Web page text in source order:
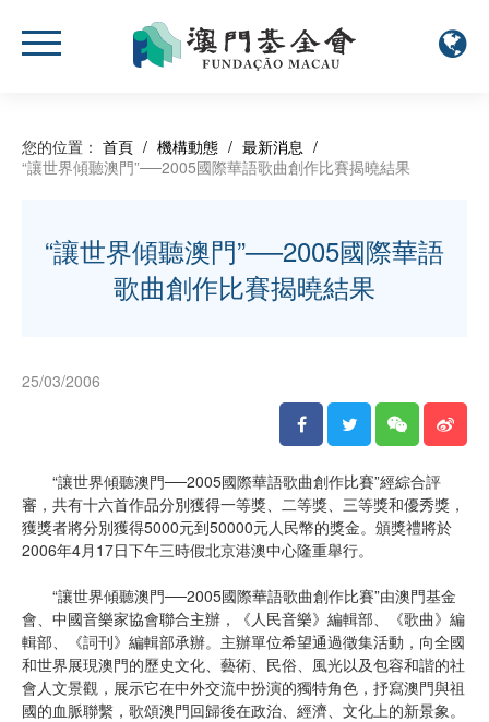
您的位置： 首頁 / 機構動態 / 最新消息 /
“讓世界傾聽澳門”──2005國際華語歌曲創作比賽揭曉結果
“讓世界傾聽澳門”──2005國際華語
歌曲創作比賽揭曉結果
25/03/2006
“讓世界傾聽澳門──2005國際華語歌曲創作比賽”經綜合評
審，共有十六首作品分別獲得一等獎、二等獎、三等獎和優秀獎，
獲獎者將分別獲得5000元到50000元人民幣的獎金。頒獎禮將於
2006年4月17日下午三時假北京港澳中心隆重舉行。
“讓世界傾聽澳門──2005國際華語歌曲創作比賽”由澳門基金
會、中國音樂家協會聯合主辦，《人民音樂》編輯部、《歌曲》編
輯部、《詞刊》編輯部承辦。主辦單位希望通過徵集活動，向全國
和世界展現澳門的歷史文化、藝術、民俗、風光以及包容和諧的社
會人文景觀，展示它在中外交流中扮演的獨特角色，抒寫澳門與祖
國的血脈聯繫，歌頌澳門回歸後在政治、經濟、文化上的新景象。